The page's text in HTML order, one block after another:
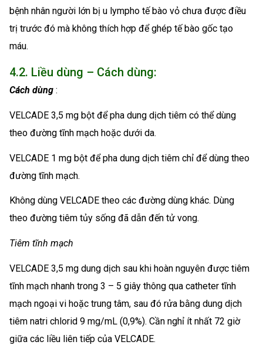
bệnh nhân người lớn bị u lympho tế bào vỏ chưa được điều
trị trước đó mà không thích hợp để ghép tế bào gốc tạo
máu.
4.2. Liều dùng – Cách dùng:
Cách dùng :
VELCADE 3,5 mg bột để pha dung dịch tiêm có thể dùng
theo đường tĩnh mạch hoặc dưới da.
VELCADE 1 mg bột để pha dung dịch tiêm chỉ để dùng theo
đường tĩnh mạch.
Không dùng VELCADE theo các đường dùng khác. Dùng
theo đường tiêm tủy sống đã dẫn đến tử vong.
Tiêm tĩnh mạch
VELCADE 3,5 mg dung dịch sau khi hoàn nguyên được tiêm
tĩnh mạch nhanh trong 3 – 5 giây thông qua catheter tĩnh
mạch ngoại vi hoặc trung tâm, sau đó rửa bằng dung dịch
tiêm natri chlorid 9 mg/mL (0,9%). Cần nghỉ ít nhất 72 giờ
giữa các liều liên tiếp của VELCADE.